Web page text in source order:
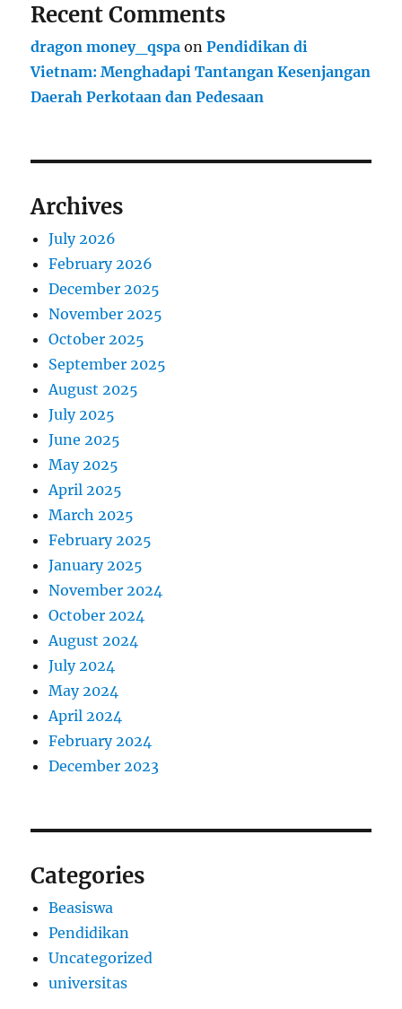
Recent Comments
dragon money_qspa onPendidikan di
Vietnam: Menghadapi Tantangan Kesenjangan
Daerah Perkotaan dan Pedesaan
Archives
July 2026
February 2026
December 2025
November 2025
October 2025
September 2025
August 2025
July 2025
June 2025
May 2025
April 2025
March 2025
February 2025
January 2025
November 2024
October 2024
August 2024
July 2024
May 2024
April 2024
February 2024
December 2023
Categories
Beasiswa
Pendidikan
Uncategorized
universitas